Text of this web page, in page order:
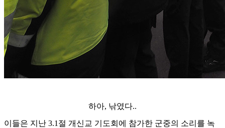
하아, 낚였다..
이들은 지난 3.1절 개신교 기도회에 참가한 군중의 소리를 녹